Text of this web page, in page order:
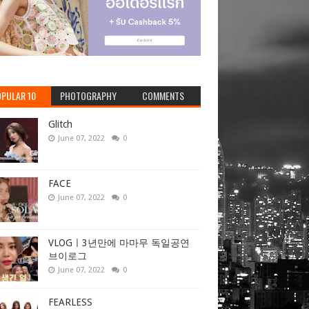
10 PHOTOGRAPHY COMMENTS
Glitch
June 07, 2022 0
FACE
June 07, 2022 0
VLOGㅣ3년만에 마마무 독일공연
브이로그
June 07, 2022 0
FEARLESS